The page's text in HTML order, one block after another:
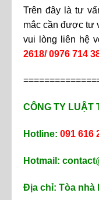
Trên đây là tư
mắc cần được tư
vui lòng liên hệ
2618/ 0976 714
CÔNG TY LUẬT
Hotline: 091 616
Hotmail:
Địa chỉ: Tòa nhà